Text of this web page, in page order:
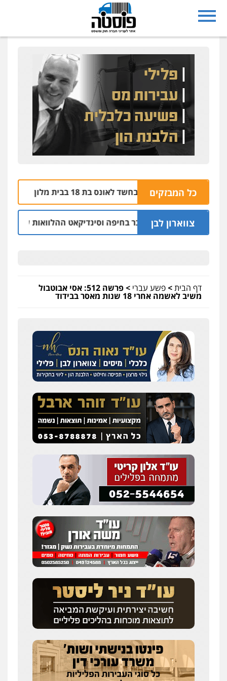
כל המבזקים 06.08 | 21:59
צווארון לבן
ש"ס לשעבר בחיפה וסינדיקאט ההלוואות של משפחת הרינג
דף הבית>פשע עברי > פרשה 512: אסי אבוטבול
משיב לאשמה אחרי 18 שנות מאסר בבידוד